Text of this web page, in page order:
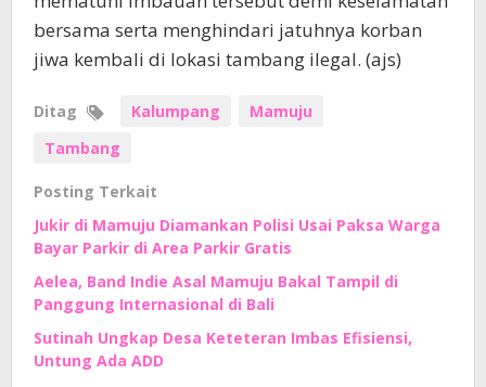
bersama serta menghindari jatuhnya korban
jiwa kembali di lokasi tambang ilegal. (ajs)
Ditag Kalumpang
Mamuju
Tambang
Posting Terkait
Jukir di Mamuju Diamankan Polisi Usai Paksa Warga
Bayar Parkir di Area Parkir Gratis
Aelea, Band Indie Asal Mamuju Bakal Tampil di
Panggung Internasional di Bali
Sutinah Ungkap Desa Keteteran Imbas Efisiensi,
Untung Ada ADD